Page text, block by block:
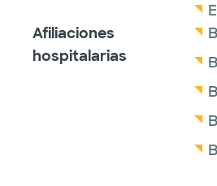
Afiliaciones
hospitalarias